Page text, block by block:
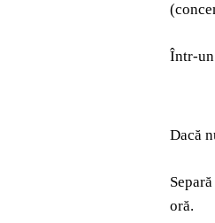
Într-un
Dacă
oră.